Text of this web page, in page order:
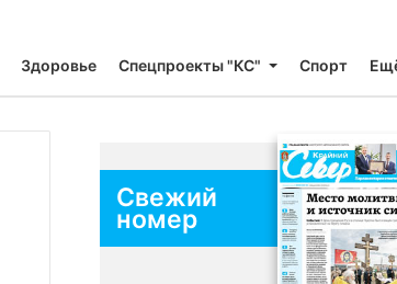
Здоровье Спецпроекты "КС" Спорт
Свежий
номер